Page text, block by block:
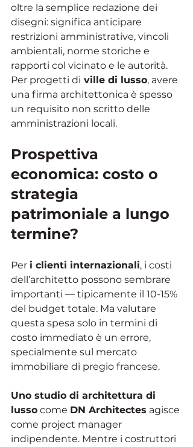
oltre la semplice redazione dei
disegni: significa anticipare
restrizioni amministrative, vincoli
ambientali, norme storiche e
rapporti col vicinato e le autorità.
Per progetti di ville di lusso, avere
una firma architettonica è spesso
un requisito non scritto delle
amministrazioni locali.
Prospettiva
economica: costo o
strategia
patrimoniale a lungo
termine?
Per i clienti internazionali, i costi
dell’architetto possono sembrare
importanti — tipicamente il 10-15%
del budget totale. Ma valutare
questa spesa solo in termini di
costo immediato è un errore,
specialmente sul mercato
immobiliare di pregio francese.
Uno studio di architettura di
lusso come DN Architectes agisce
come project manager
indipendente. Mentre i costruttori